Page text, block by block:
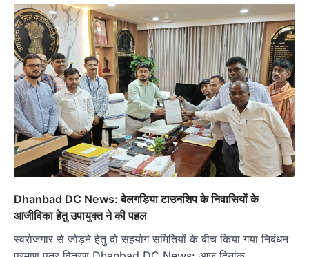
Dhanbad DC News: बेलगड़िया टाउनशिप के निवासियों के
आजीविका हेतु उपायुक्त ने की पहल
स्वरोजगार से जोड़ने हेतु दो सहयोग समितियों के बीच किया गया निबंधन